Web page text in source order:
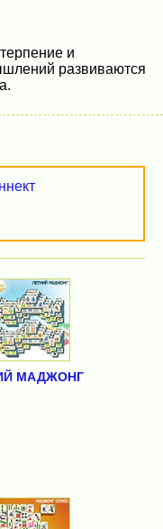
и
развиваются
МАДЖОНГ